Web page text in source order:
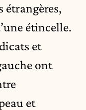
étrangères,
étincelle.
et
ont
et